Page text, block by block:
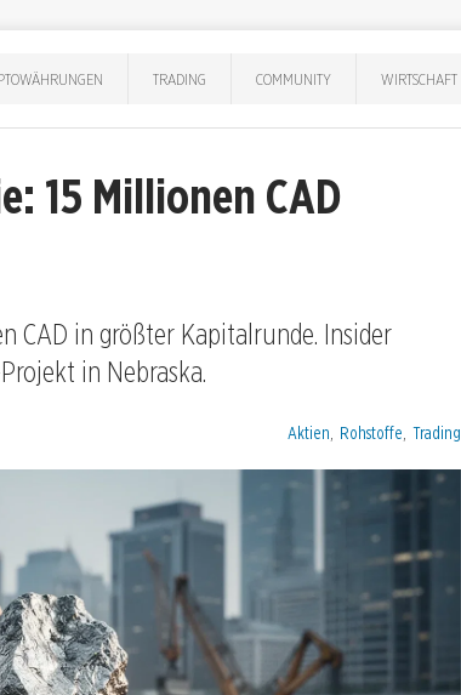
TRADING COMMUNITY WIRTSCHAFT
15 Millionen CAD
CAD in größter Kapitalrunde. Insider
in Nebraska.
Kategorien:
Aktien Rohstoffe Trading